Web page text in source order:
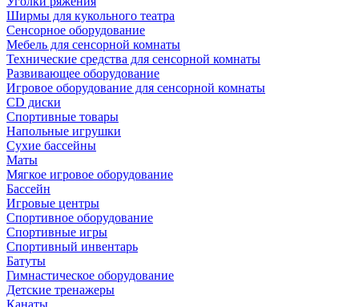
Ширмы для кукольного театра
Сенсорное оборудование
Мебель для сенсорной комнаты
Технические средства для сенсорной комнаты
Развивающее оборудование
Игровое оборудование для сенсорной комнаты
CD диски
Спортивные товары
Напольные игрушки
Сухие бассейны
Маты
Мягкое игровое оборудование
Бассейн
Игровые центры
Спортивное оборудование
Спортивные игры
Спортивный инвентарь
Батуты
Гимнастическое оборудование
Детские тренажеры
Канаты